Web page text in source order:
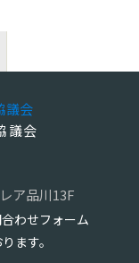
議会
ア品川13F
わせフォーム
ます。